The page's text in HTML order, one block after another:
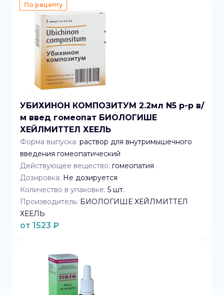
По рецепту
УБИХИНОН КОМПОЗИТУМ 2.2мл N5 р-р в/
м введ гомеопат БИОЛОГИШЕ
ХЕЙЛМИТТЕЛ ХЕЕЛЬ
Форма выпуска: раствор для внутримышечного
введения гомеопатический
Действующее вещество: гомеопатия
Дозировка: Не дозируется
Количество в упаковке: 5 шт.
Производитель: БИОЛОГИШЕ ХЕЙЛМИТТЕЛ
ХЕЕЛЬ
от 1523 ₽